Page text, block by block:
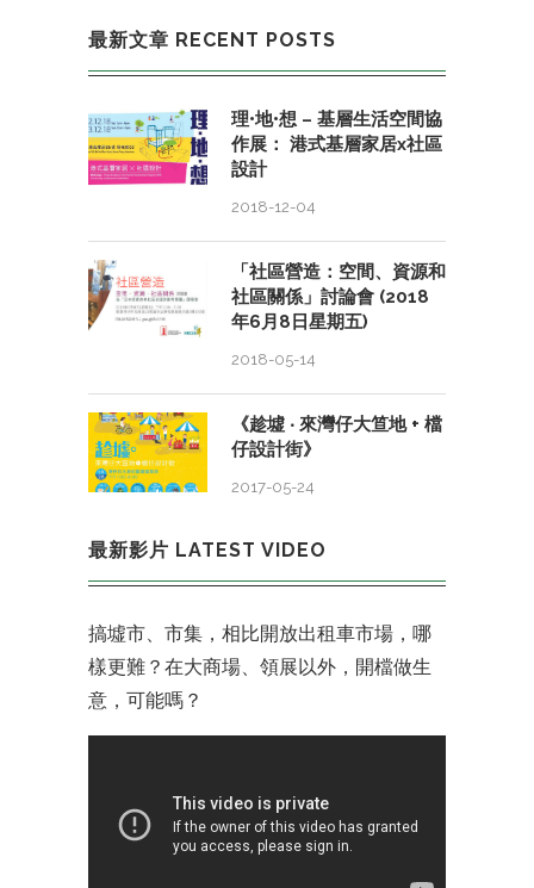
最新文章 RECENT POSTS
理•地•想 – 基層生活空間協
作展： 港式基層家居x社區
設計
2018-12-04
「社區營造：空間、資源和
社區關係」討論會 (2018
年6月8日星期五)
2018-05-14
《趁墟 ‧ 來灣仔大笪地 + 檔
仔設計街》
2017-05-24
最新影片 LATEST VIDEO
搞墟市、市集，相比開放出租車市場，哪
樣更難？在大商場、領展以外，開檔做生
意，可能嗎？